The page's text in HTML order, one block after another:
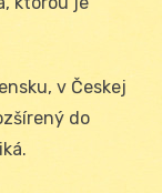
v Českej
do